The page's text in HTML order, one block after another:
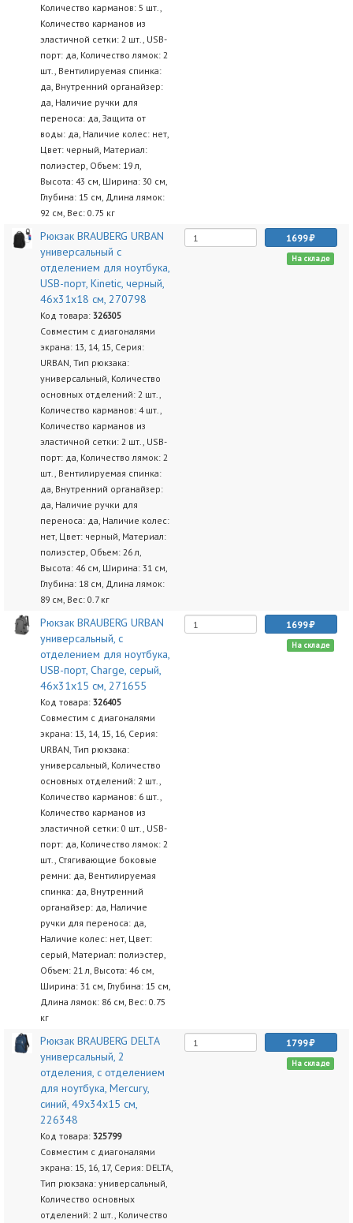
Количество карманов: 5 шт.,
Количество карманов из
эластичной сетки: 2 шт., USB-
порт: да, Количество лямок: 2
шт., Вентилируемая спинка:
да, Внутренний органайзер:
да, Наличие ручки для
переноса: да, Защита от
воды: да, Наличие колес: нет,
Цвет: черный, Материал:
полиэстер, Объем: 19 л,
Высота: 43 см, Ширина: 30 см,
Глубина: 15 см, Длина лямок:
92 см, Вес: 0.75 кг
Рюкзак BRAUBERG URBAN
универсальный с
отделением для ноутбука,
USB-порт, Kinetic, черный,
46х31х18 см, 270798
Код товара: 326305
Совместим с диагоналями
экрана: 13, 14, 15, Серия:
URBAN, Тип рюкзака:
универсальный, Количество
основных отделений: 2 шт.,
Количество карманов: 4 шт.,
Количество карманов из
эластичной сетки: 2 шт., USB-
порт: да, Количество лямок: 2
шт., Вентилируемая спинка:
да, Внутренний органайзер:
да, Наличие ручки для
переноса: да, Наличие колес:
нет, Цвет: черный, Материал:
полиэстер, Объем: 26 л,
Высота: 46 см, Ширина: 31 см,
Глубина: 18 см, Длина лямок:
89 см, Вес: 0.7 кг
1699
На складе
Рюкзак BRAUBERG URBAN
универсальный, с
отделением для ноутбука,
USB-порт, Charge, серый,
46х31х15 см, 271655
Код товара: 326405
Совместим с диагоналями
экрана: 13, 14, 15, 16, Серия:
URBAN, Тип рюкзака:
универсальный, Количество
основных отделений: 2 шт.,
Количество карманов: 6 шт.,
Количество карманов из
эластичной сетки: 0 шт., USB-
порт: да, Количество лямок: 2
шт., Стягивающие боковые
ремни: да, Вентилируемая
спинка: да, Внутренний
органайзер: да, Наличие
ручки для переноса: да,
Наличие колес: нет, Цвет:
серый, Материал: полиэстер,
Объем: 21 л, Высота: 46 см,
Ширина: 31 см, Глубина: 15 см,
Длина лямок: 86 см, Вес: 0.75
кг
1699
На складе
Рюкзак BRAUBERG DELTA
универсальный, 2
отделения, с отделением
для ноутбука, Mercury,
синий, 49х34х15 см,
226348
Код товара: 325799
Совместим с диагоналями
экрана: 15, 16, 17, Серия: DELTA,
Тип рюкзака: универсальный,
Количество основных
отделений: 2 шт., Количество
1799
На складе